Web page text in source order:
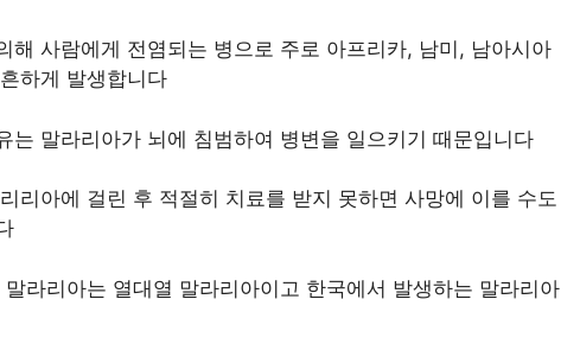
해 사람에게 전염되는 병으로 주로 아프리카, 남미, 남아시아
하게 발생합니다
는 말라리아가 뇌에 침범하여 병변을 일으키기 때문입니다
리아에 걸린 후 적절히 치료를 받지 못하면 사망에 이를 수도
라리아는 열대열 말라리아이고 한국에서 발생하는 말라리아